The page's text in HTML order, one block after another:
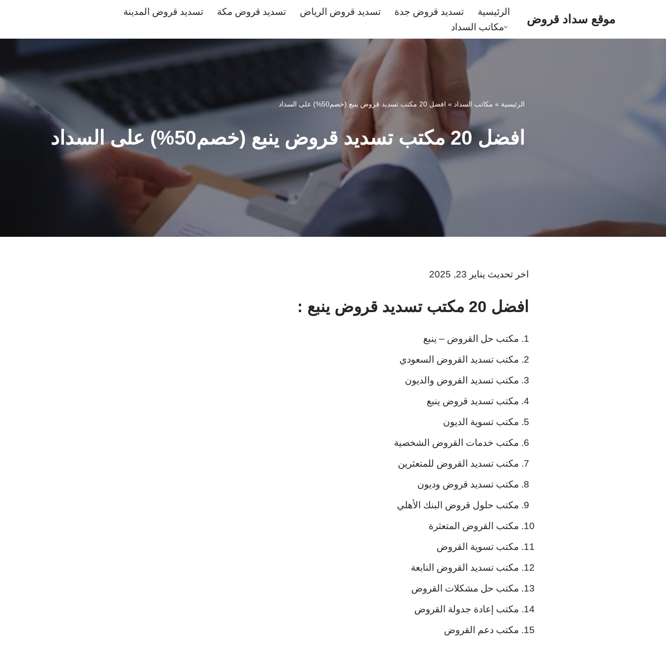
موقع سداد قروض
الرئيسية تسديد قروض جدة تسديد قروض الرياض تسديد قروض مكة
تسديد قروض المدينة
مكاتب السداد
الرئيسية » مكاتب السداد » افضل 20 مكتب تسديد قروض ينبع (خصم50%) على السداد
افضل 20 مكتب تسديد قروض ينبع (خصم50%) على السداد
اخر تحديث يناير 23, 2025
افضل 20 مكتب تسديد قروض ينبع :
مكتب حل القروض – ينبع
مكتب تسديد القروض السعودي
مكتب تسديد القروض والديون
مكتب تسديد قروض ينبع
مكتب تسوية الديون
مكتب خدمات القروض الشخصية
مكتب تسديد القروض للمتعثرين
مكتب تسديد قروض وديون
مكتب حلول قروض البنك الأهلي
مكتب القروض المتعثرة
مكتب تسوية القروض
مكتب تسديد القروض النابعة
مكتب حل مشكلات القروض
مكتب إعادة جدولة القروض
مكتب دعم القروض